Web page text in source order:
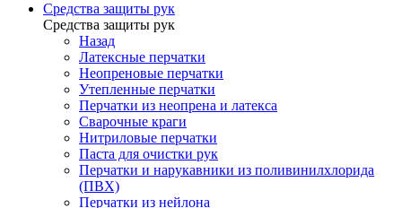
Средства защиты рук
Средства защиты рук
Назад
Латексные перчатки
Неопреновые перчатки
Утепленные перчатки
Перчатки из неопрена и латекса
Сварочные краги
Нитриловые перчатки
Паста для очистки рук
Перчатки и нарукавники из поливинилхлорида
(ПВХ)
Перчатки из нейлона